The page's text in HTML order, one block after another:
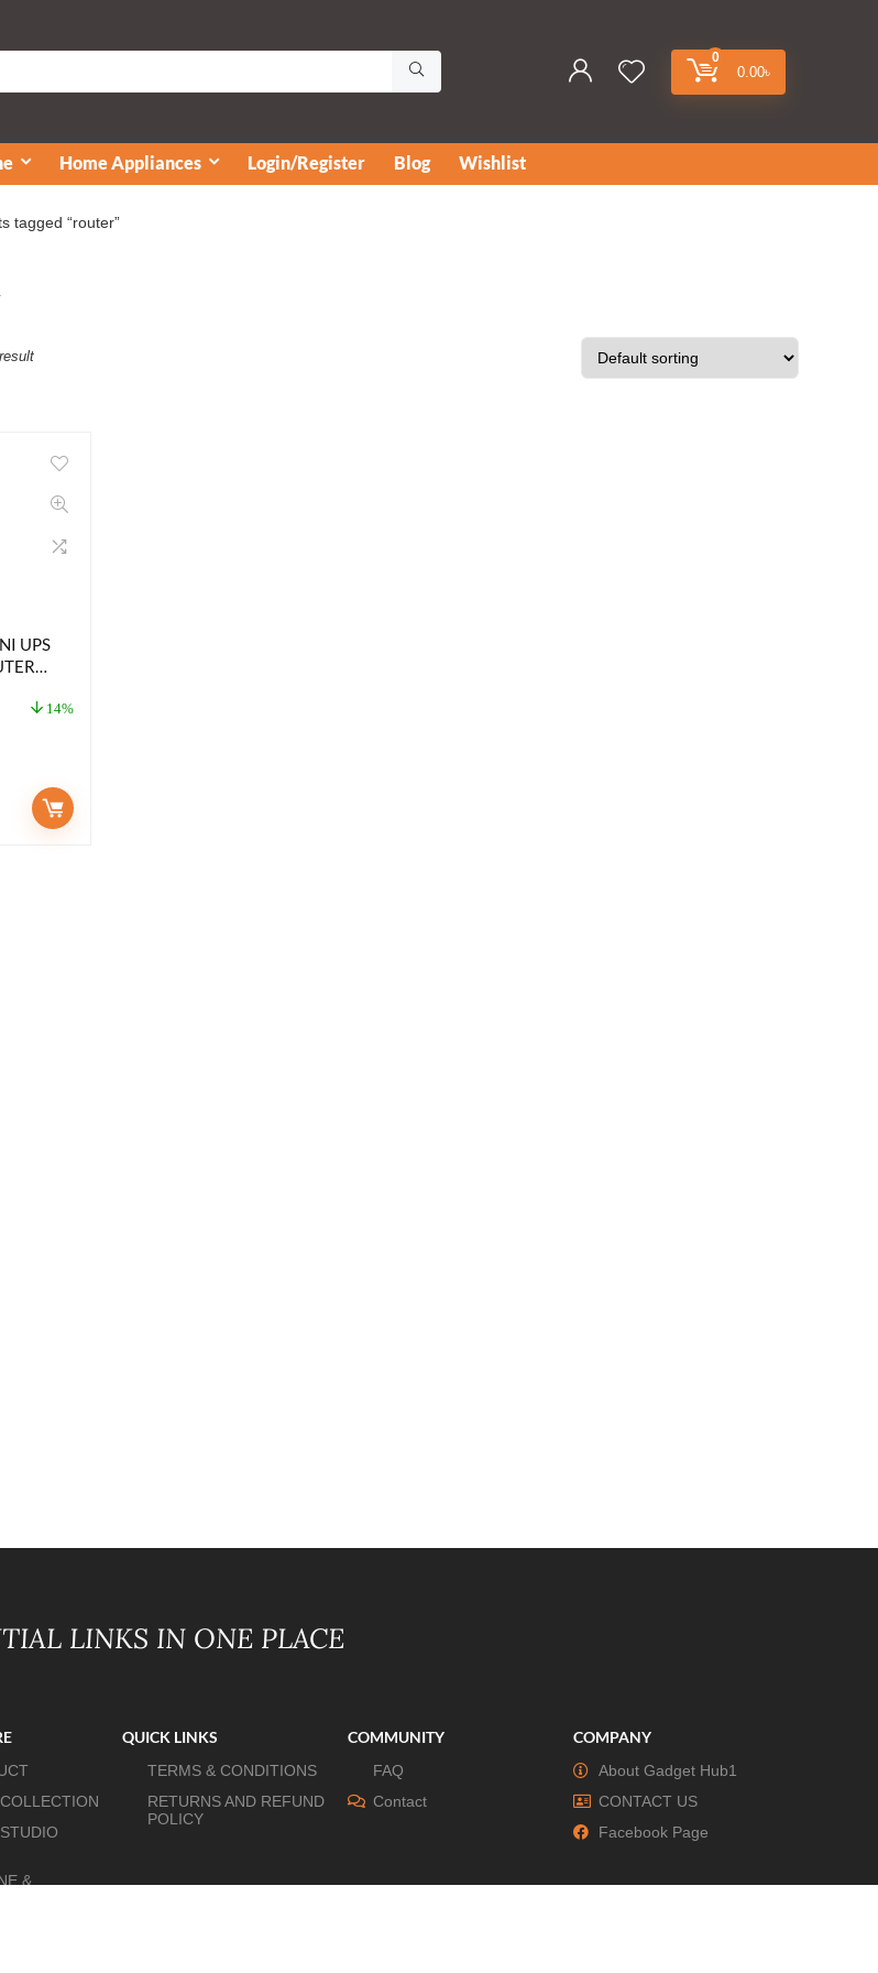
0
0.00৳
Home Appliances Login/Register Blog Wishlist
tagged “router”
UPS
14%
LINKS IN ONE PLACE
&
QUICK LINKS
TERMS & CONDITIONS
RETURNS AND REFUND
POLICY
COMMUNITY
FAQ
Contact
COMPANY
About Gadget Hub1
CONTACT US
Facebook Page